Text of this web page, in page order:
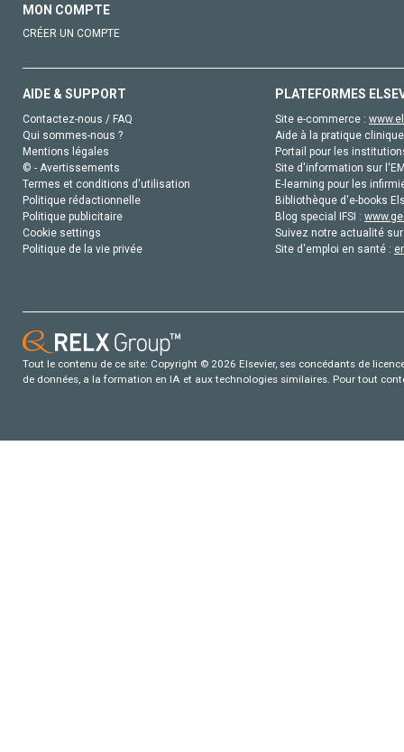
MON COMPTE
CRÉER UN COMPTE
AIDE & SUPPORT
Contactez-nous / FAQ
Qui sommes-nous ?
Mentions légales
© - Avertissements
Termes et conditions d'utilisation
Politique rédactionnelle
Politique publicitaire
Cookie settings
Politique de la vie privée
PLATEFORMES
Site e-commerce :
Aide à la pratique
Portail pour les
Site d'information sur
E-learning pour les
Bibliothèque d'e-books
Blog special IFSI :
Suivez notre actualité
Site d'emploi en santé :
Tout le contenu de ce site: Copyright © 2026 Elsevier, ses concédants de
de données, a la formation en IA et aux technologies similaires. Pour tout